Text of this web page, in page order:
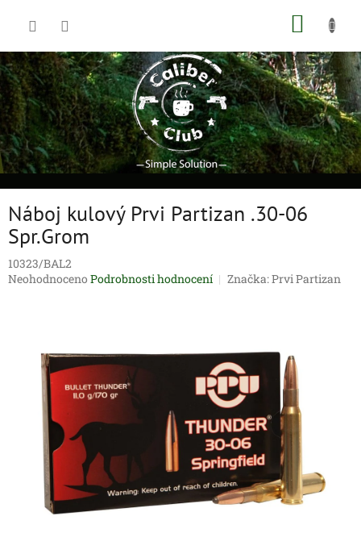
Náboj kulový Prvi Partizan .30-06
Spr.Grom
10323/BAL2
Průměrné
hvězdiček.
Neohodnoceno Podrobnosti hodnocení Značka:Prvi Partizan